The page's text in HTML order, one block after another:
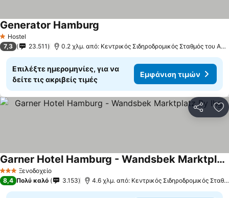
1 Αστέρια
Hostel
Generator Hamburg
7,3 23.511 0.2 χλμ. από: Κεντρικός Σιδηροδρομικός Σταθμός του
Επιλέξτε ημερομηνίες, για να
δείτε τις ακριβείς τιμές
Εμφάνιση τιμών
3 ΑστέριαΞενοδοχείο
Garner Hotel Hamburg - Wandsbek Marktplatz By Ihg
Εμφάνιση τιμών
8,4 Πολύ καλό 3.153 4.6 χλμ. από: Κεντρικός Σιδηροδρομικός